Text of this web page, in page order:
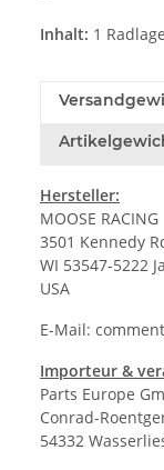
Inhalt: 1
Hersteller:
MOOSE RACING
3501 Kennedy
WI 53547-5222
USA
E-Mail:
Importeur &
Parts Europe
Conrad-
54332